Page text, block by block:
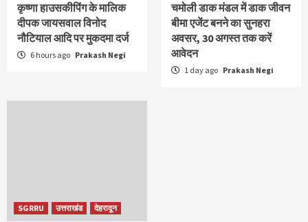
कृष्णा हाउसकीपिंग के मालिक
दीपक जायसवाल विनोद
नौटियाल आदि पर मुकदमा दर्ज
6 hours ago Prakash Negi
चमोली डाक मंडल में डाक जीवन
बीमा एजेंट बनने का सुनहरा
अवसर, 30 अगस्त तक करें
आवेदन
1 day ago Prakash Negi
SGRRU उत्तराखंड देहरादून